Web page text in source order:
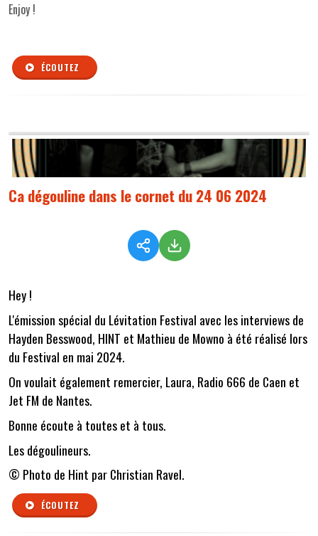
Enjoy !
ÉCOUTEZ
Ca dégouline dans le cornet du 24 06 2024
Hey !
L'émission spécial du Lévitation Festival avec les interviews de
Hayden Besswood, HINT et Mathieu de Mowno à été réalisé lors
du Festival en mai 2024.
On voulait également remercier, Laura, Radio 666 de Caen et
Jet FM de Nantes.
Bonne écoute à toutes et à tous.
Les dégoulineurs.
© Photo de Hint par Christian Ravel.
ÉCOUTEZ